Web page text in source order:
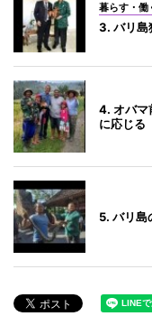
暮らす・働
3. バリ島
4. オバマ
に応じる
5. バリ島